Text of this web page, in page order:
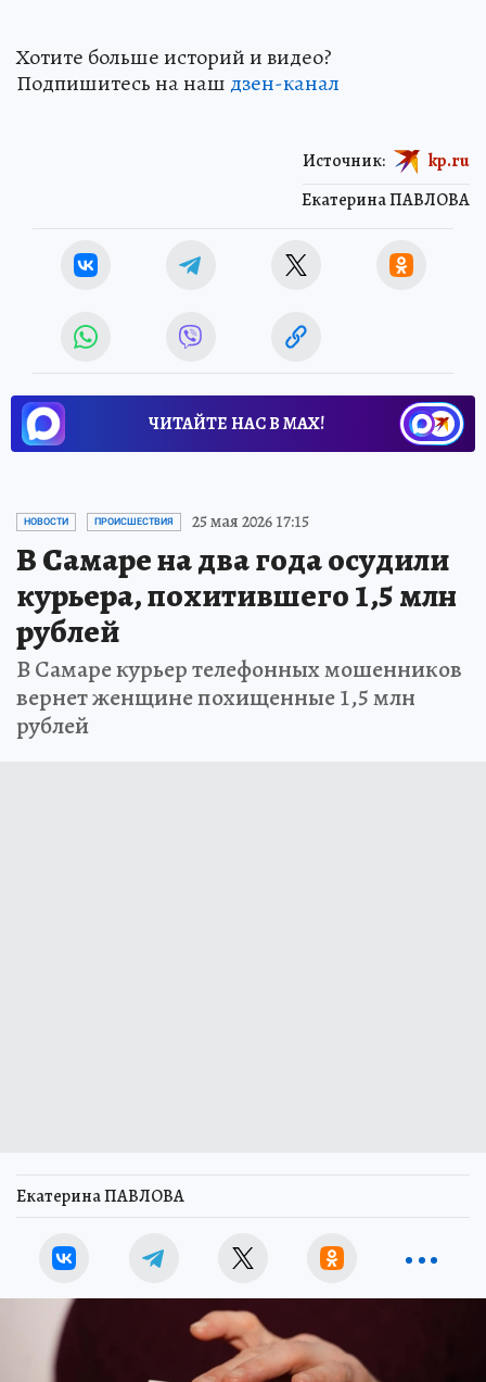
Хотите больше историй и видео?
Подпишитесь на наш дзен-канал
Екатерина ПАВЛОВА
Источник: kp.ru
ЧИТАЙТЕ НАС В МАХ!
НОВОСТИ ПРОИСШЕСТВИЯ 25 мая 2026 17:15
В Самаре на два года осудили
курьера, похитившего 1,5 млн
рублей
В Самаре курьер телефонных мошенников
вернет женщине похищенные 1,5 млн
рублей
Екатерина ПАВЛОВА